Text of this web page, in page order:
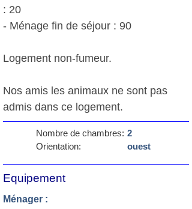
: 20 
- Ménage fin de séjour : 90 
Logement non-fumeur.
Nos amis les animaux ne sont pas
admis dans ce logement.
Nombre de chambres: 2
Orientation:
ouest
Equipement
Ménager :